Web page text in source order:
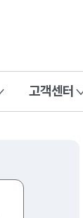
고객센터